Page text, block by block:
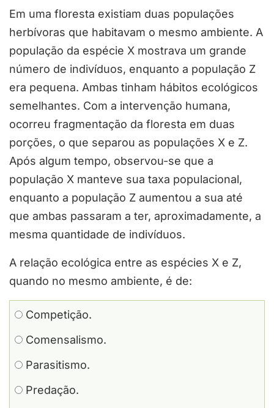
Em uma floresta existiam duas populações
herbívoras que habitavam o mesmo ambiente. A
população da espécie X mostrava um grande
número de indivíduos, enquanto a população Z
era pequena. Ambas tinham hábitos ecológicos
semelhantes. Com a intervenção humana,
ocorreu fragmentação da floresta em duas
porções, o que separou as populações X e Z.
Após algum tempo, observou-se que a
população X manteve sua taxa populacional,
enquanto a população Z aumentou a sua até
que ambas passaram a ter, aproximadamente, a
mesma quantidade de indivíduos.
A relação ecológica entre as espécies X e Z,
quando no mesmo ambiente, é de:
Competição.
Comensalismo.
Parasitismo.
Predação.